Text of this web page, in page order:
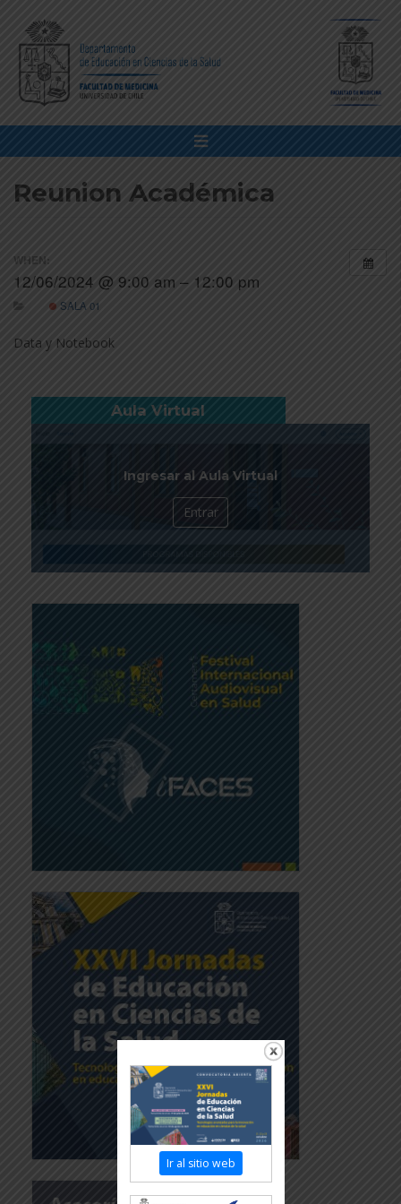
Reunion Académica
WHEN:
12/06/2024 @ 9:00 am – 12:00 pm
SALA 01
Data y Notebook
Aula Virtual
Ingresar al Aula Virtual
Entrar
Ir al sitio web